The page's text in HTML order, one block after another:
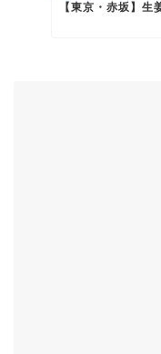
【東京・赤坂】